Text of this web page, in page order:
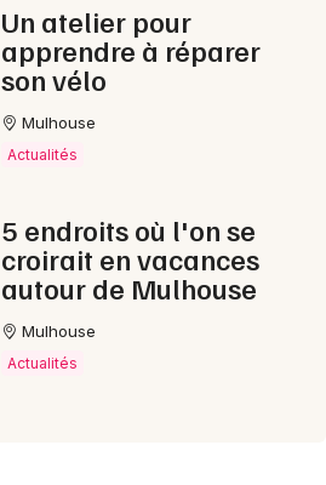
Un atelier pour
apprendre à réparer
son vélo
Mulhouse
Actualités
5 endroits où l'on se
croirait en vacances
autour de Mulhouse
Mulhouse
Actualités